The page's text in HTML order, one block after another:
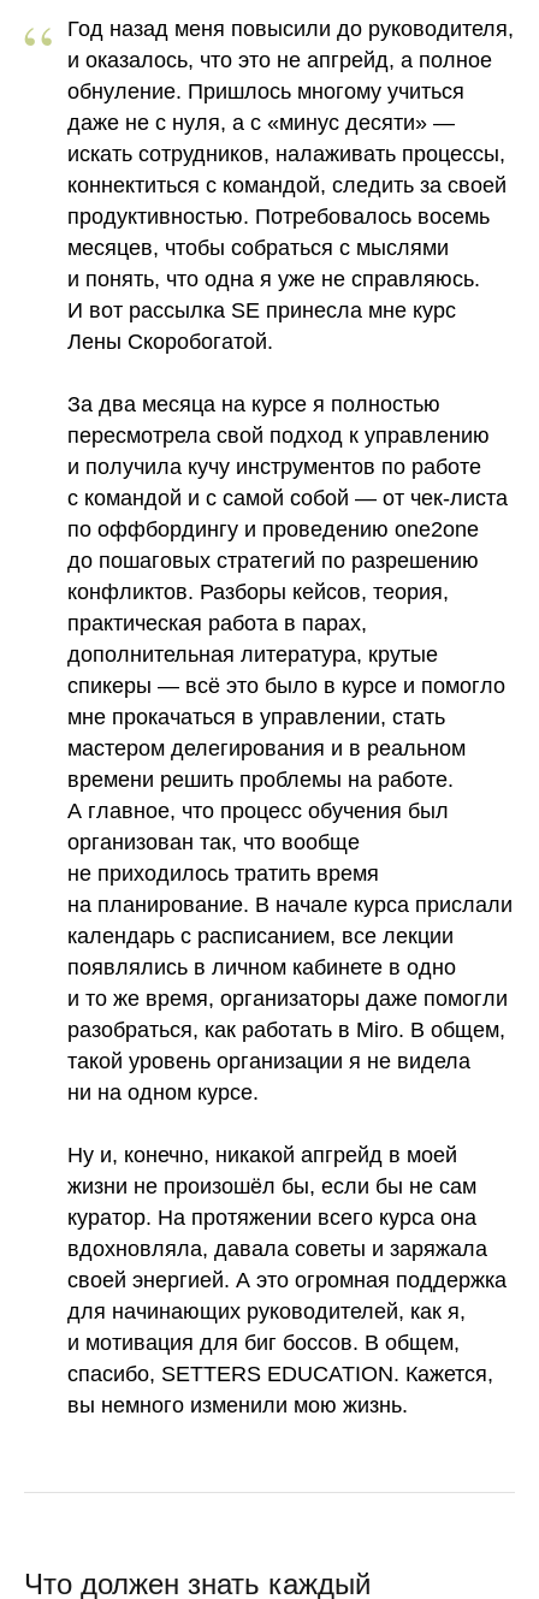
“
Год назад меня повысили до руководителя,
и оказалось, что это не апгрейд, а полное
обнуление. Пришлось многому учиться
даже не с нуля, а с «минус десяти» —
искать сотрудников, налаживать процессы,
коннектиться с командой, следить за своей
продуктивностью. Потребовалось восемь
месяцев, чтобы собраться с мыслями
и понять, что одна я уже не справляюсь.
И вот рассылка SE принесла мне курс
Лены Скоробогатой.
За два месяца на курсе я полностью
пересмотрела свой подход к управлению
и получила кучу инструментов по работе
с командой и с самой собой — от чек-листа
по оффбордингу и проведению one2one
до пошаговых стратегий по разрешению
конфликтов. Разборы кейсов, теория,
практическая работа в парах,
дополнительная литература, крутые
спикеры — всё это было в курсе и помогло
мне прокачаться в управлении, стать
мастером делегирования и в реальном
времени решить проблемы на работе.
А главное, что процесс обучения был
организован так, что вообще
не приходилось тратить время
на планирование. В начале курса прислали
календарь с расписанием, все лекции
появлялись в личном кабинете в одно
и то же время, организаторы даже помогли
разобраться, как работать в Miro. В общем,
такой уровень организации я не видела
ни на одном курсе.
Ну и, конечно, никакой апгрейд в моей
жизни не произошёл бы, если бы не сам
куратор. На протяжении всего курса она
вдохновляла, давала советы и заряжала
своей энергией. А это огромная поддержка
для начинающих руководителей, как я,
и мотивация для биг боссов. В общем,
спасибо, SETTERS EDUCATION. Кажется,
вы немного изменили мою жизнь.
Что должен знать каждый